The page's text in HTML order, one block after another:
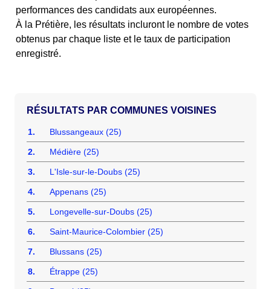
performances des candidats aux européennes.
À la Prétière, les résultats incluront le nombre de votes
obtenus par chaque liste et le taux de participation
enregistré.
COMMUNES VOISINES
1. Blussangeaux (25)
2. Médière (25)
3. L'Isle-sur-le-Doubs (25)
4. Appenans (25)
5. Longevelle-sur-Doubs (25)
6. Saint-Maurice-Colombier (25)
7. Blussans (25)
8. Étrappe (25)